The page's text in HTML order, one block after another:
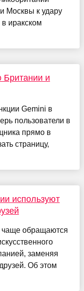
Москвы к удару
иракском
Британии и
Gemini в
пользователи в
прямо в
страницу,
используют
чаще обращаются
заменяя
Об этом